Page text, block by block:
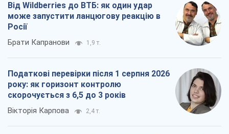
Від Wildberries до ВТБ: як один удар
може запустити ланцюгову реакцію в
Росії
Брати Капранови 1,9 т.
Податкові перевірки після 1 серпня 2026
року: як горизонт контролю
скорочується з 6,5 до 3 років
Вікторія Карпова 2,4 т.